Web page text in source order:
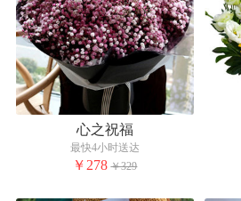
心之祝福
最快4小时送达
￥278 ￥329